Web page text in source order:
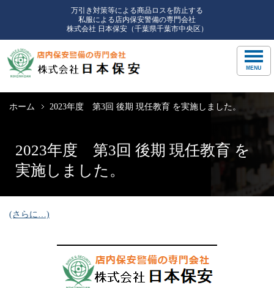
万引き対策等による商品ロスを防止する
私服による店内保安警備の専門会社
株式会社 日本保安（千葉県千葉市中央区）
ホーム 2023年度 第3回 後期 現任教育 を実施しました。
2023年度 第3回 後期 現任教育 を
実施しました。
(さらに…)